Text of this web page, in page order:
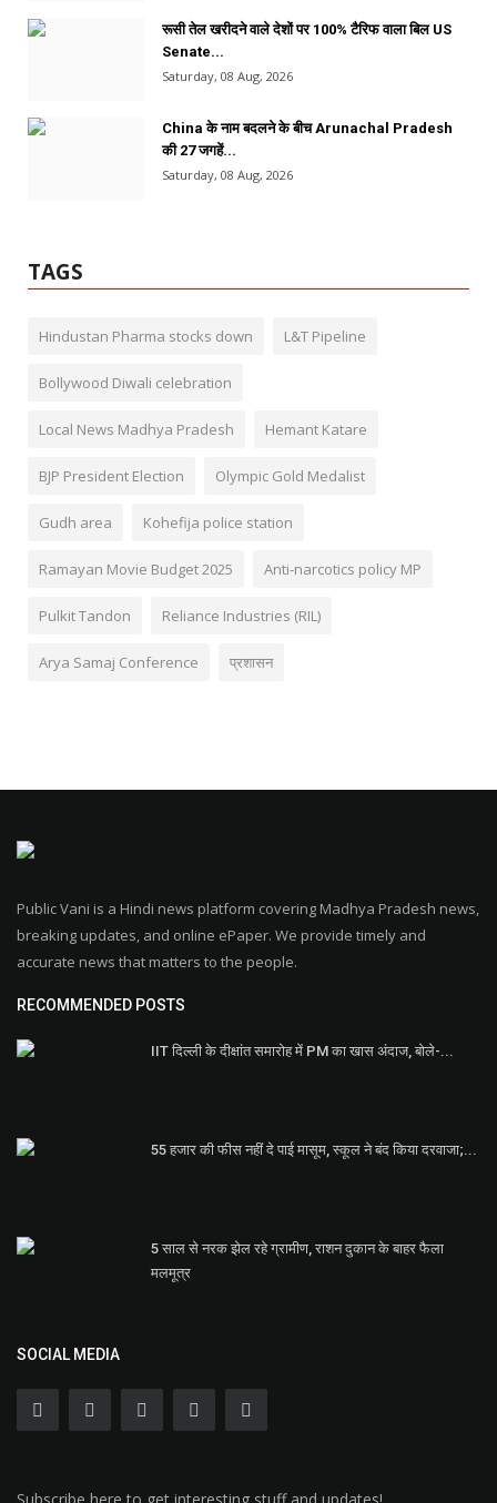
रूसी तेल खरीदने वाले देशों पर 100% टैरिफ वाला बिल US
Senate...
Saturday, 08 Aug, 2026
China के नाम बदलने के बीच Arunachal Pradesh
की 27 जगहें...
Saturday, 08 Aug, 2026
TAGS
Hindustan Pharma stocks down L&T Pipeline
Bollywood Diwali celebration
Local News Madhya Pradesh Hemant Katare
BJP President Election Olympic Gold Medalist
Gudh area Kohefija police station
Ramayan Movie Budget 2025 Anti-narcotics policy MP
Pulkit Tandon Reliance Industries (RIL)
Arya Samaj Conference प्रशासन
Public Vani is a Hindi news platform covering Madhya Pradesh news,
breaking updates, and online ePaper. We provide timely and
accurate news that matters to the people.
RECOMMENDED POSTS
IIT दिल्ली के दीक्षांत समारोह में PM का खास अंदाज, बोले-...
55 हजार की फीस नहीं दे पाई मासूम, स्कूल ने बंद किया दरवाजा;...
5 साल से नरक झेल रहे ग्रामीण, राशन दुकान के बाहर फैला
मलमूत्र
SOCIAL MEDIA